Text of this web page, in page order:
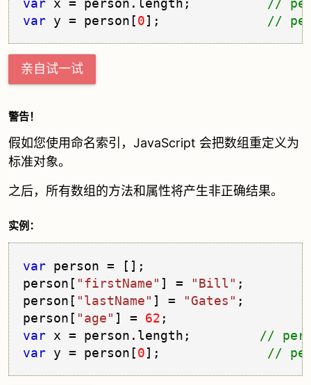
var x = person. length ;
var y = person[0];
亲自试一试
警告！
假如您使用命名索引，JavaScript 会把数组重定义为
标准对象。
之后，所有数组的方法和属性将产生非正确结果。
实例：
var person = [];
person[ "firstName" ] = "Bill" ;
person[ "lastName" ] = "Gates" ;
person[ "age" ] = 62
var x = person. length ;
var y = person[0];